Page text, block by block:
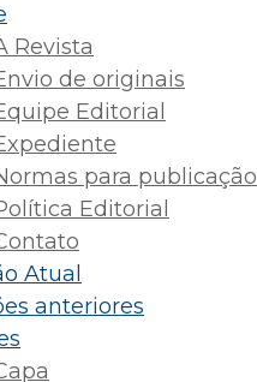
Revista
de originais
Editorial
para publicação
Editorial
Atual
anteriores